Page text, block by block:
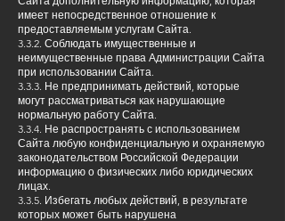
имеет непосредственное отношение к
предоставляемым услугам Сайта.
3.3.2. Соблюдать имущественные и
неимущественные права Администрации Сайта
при использовании Сайта.
3.3.3. Не предпринимать действий, которые
могут рассматриваться как нарушающие
нормальную работу Сайта.
3.3.4. Не распространять с использованием
Сайта любую конфиденциальную и охраняемую
законодательством Российской Федерации
информацию о физических либо юридических
лицах.
3.3.5. Избегать любых действий, в результате
которых может быть нарушена